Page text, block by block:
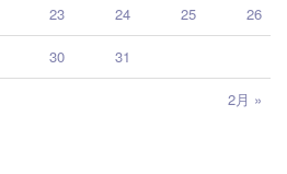
2月 »
23 24 25 26
30 31